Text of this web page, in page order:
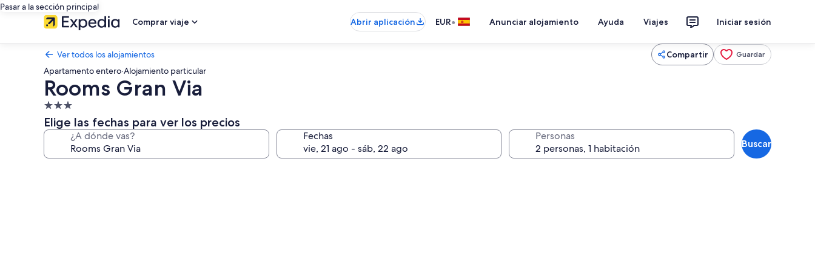
Pasar a la sección principal
Comprar viaje
Abrir aplicación EUR• Anunciar alojamiento Ayuda Viajes Iniciar sesión
Ver todos los alojamientos Compartir Guardar
Apartamento entero·Alojamiento particular
Rooms Gran Via
Alojamiento
de
3.0 estrellas
Elige las fechas para ver los precios
¿A dónde vas? Fechas Personas
Buscar